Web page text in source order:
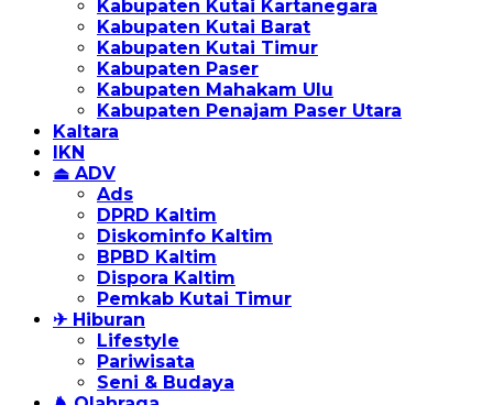
Kabupaten Kutai Kartanegara
Kabupaten Kutai Barat
Kabupaten Kutai Timur
Kabupaten Paser
Kabupaten Mahakam Ulu
Kabupaten Penajam Paser Utara
Kaltara
IKN
⏏ ADV
Ads
DPRD Kaltim
Diskominfo Kaltim
BPBD Kaltim
Dispora Kaltim
Pemkab Kutai Timur
✈ Hiburan
Lifestyle
Pariwisata
Seni & Budaya